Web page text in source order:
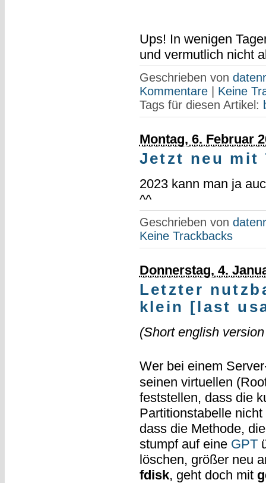
Ups! In wenigen
und vermutlich nicht
Geschrieben von
Kommentare| Keine
Tags für diesen Artikel:
Montag, 6. Februar
Jetzt neu mit
2023 kann man ja
^^
Geschrieben von
Keine Trackbacks
Donnerstag, 4.
Letzter
klein [last
(Short english
Wer bei einem
seinen virtuellen
feststellen, dass die
Partitionstabelle
dass die Methode,
stumpf auf eine GPT
löschen, größer neu
fdisk, geht doch mit